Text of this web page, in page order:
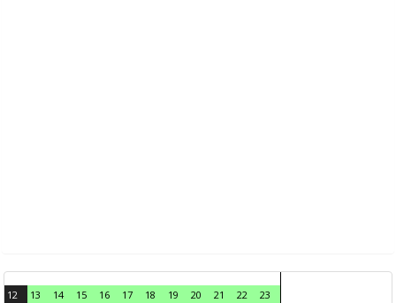
12 13 14 15 16 17 18 19 20 21 22
23